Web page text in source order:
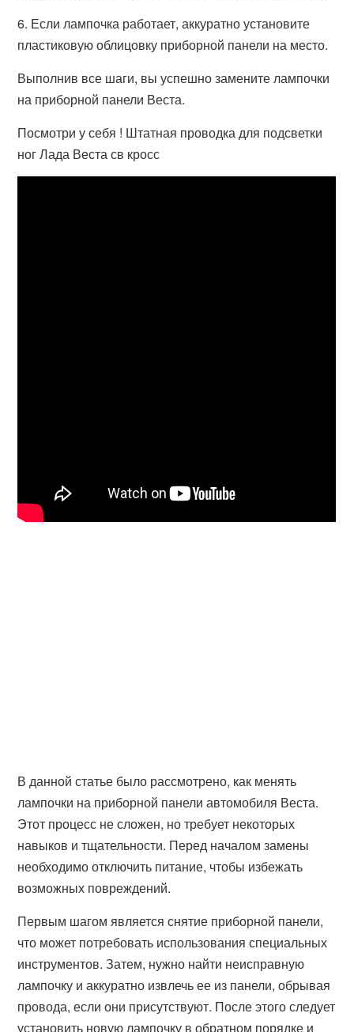
6. Если лампочка работает, аккуратно установите
пластиковую облицовку приборной панели на место.
Выполнив все шаги, вы успешно замените лампочки
на приборной панели Веста.
Посмотри у себя ! Штатная проводка для подсветки
ног Лада Веста св кросс
В данной статье было рассмотрено, как менять
лампочки на приборной панели автомобиля Веста.
Этот процесс не сложен, но требует некоторых
навыков и тщательности. Перед началом замены
необходимо отключить питание, чтобы избежать
возможных повреждений.
Первым шагом является снятие приборной панели,
что может потребовать использования специальных
инструментов. Затем, нужно найти неисправную
лампочку и аккуратно извлечь ее из панели, обрывая
провода, если они присутствуют. После этого следует
установить новую лампочку в обратном порядке и